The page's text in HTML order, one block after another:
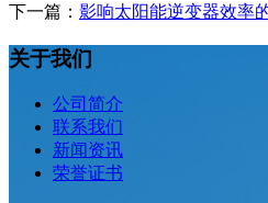
下一篇： 影响太阳能逆变器效率
关于我们
公司简介
联系我们
新闻资讯
荣誉证书